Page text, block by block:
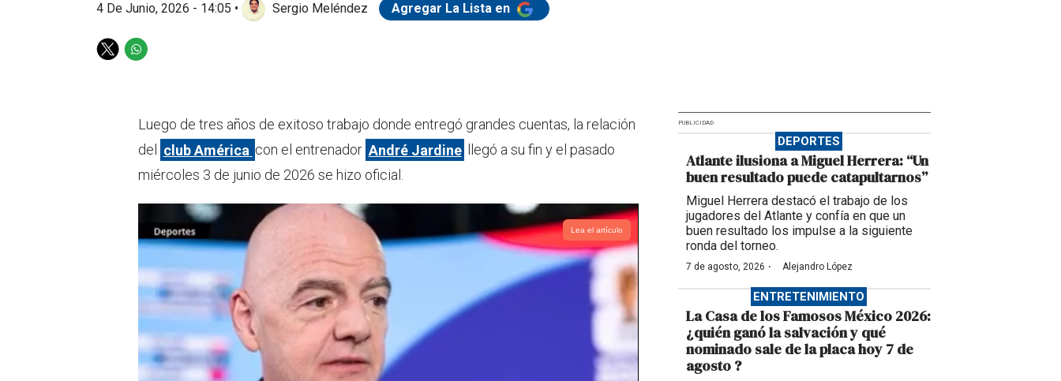
4 De Junio, 2026 - 14:05 • Sergio Meléndez Agregar La Lista en
T
W
s
p
p
Luego de tres años de exitoso trabajo donde entregó grandes cuentas, la relación
del
club América con el entrenador André Jardine
llegó a su fin y el pasado
miércoles 3 de junio de 2026 se hizo oficial.
Lea el artículo
PUBLICIDAD
DEPORTES
Atlante ilusiona a Miguel Herrera: “Un
buen resultado puede catapultarnos”
Miguel Herrera destacó el trabajo de los
jugadores del Atlante y confía en que un
buen resultado los impulse a la siguiente
ronda del torneo.
7 de agosto, 2026 · Alejandro López
ENTRETENIMIENTO
La Casa de los Famosos México 2026:
¿quién ganó la salvación y qué
nominado sale de la placa hoy 7 de
agosto ?